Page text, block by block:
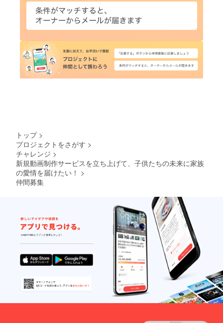
トップ >
プロジェクトをさがす >
チャレンジ >
新規動画制作サービスを立ち上げて、子供たちの未来に家族
の愛情を届けたい！ >
仲間募集